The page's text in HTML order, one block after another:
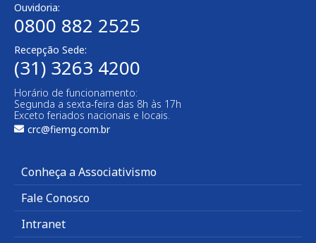
Ouvidoria:
0800 882 2525
Recepção Sede:
(31) 3263 4200
Horário de funcionamento:
Segunda a sexta-feira das 8h às 17h
Exceto feriados nacionais e locais.
crc@fiemg.com.br
Conheça a Associativismo
Fale Conosco
Intranet